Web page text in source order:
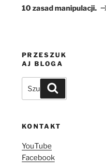
wpis
10 zasad manipulacji.
PRZESZUK
AJ BLOGA
Szukaj:
KONTAKT
YouTube
Facebook